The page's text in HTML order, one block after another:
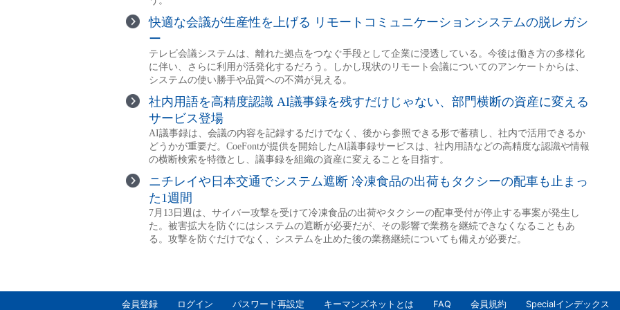
会員登録 ログイン パスワード再設定 キーマンズネットとは FAQ 会員規約 Specialインデックス